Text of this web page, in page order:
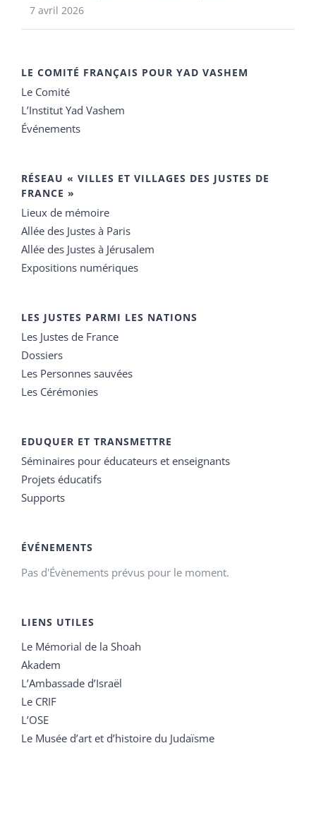
7 avril 2026
LE COMITÉ FRANÇAIS POUR YAD VASHEM
Le Comité
L’Institut Yad Vashem
Événements
RÉSEAU « VILLES ET VILLAGES DES JUSTES DE
FRANCE »
Lieux de mémoire
Allée des Justes à Paris
Allée des Justes à Jérusalem
Expositions numériques
LES JUSTES PARMI LES NATIONS
Les Justes de France
Dossiers
Les Personnes sauvées
Les Cérémonies
EDUQUER ET TRANSMETTRE
Séminaires pour éducateurs et enseignants
Projets éducatifs
Supports
ÉVÉNEMENTS
Pas d'Évènements prévus pour le moment.
LIENS UTILES
Le Mémorial de la Shoah
Akadem
L’Ambassade d’Israël
Le CRIF
L’OSE
Le Musée d’art et d’histoire du Judaïsme